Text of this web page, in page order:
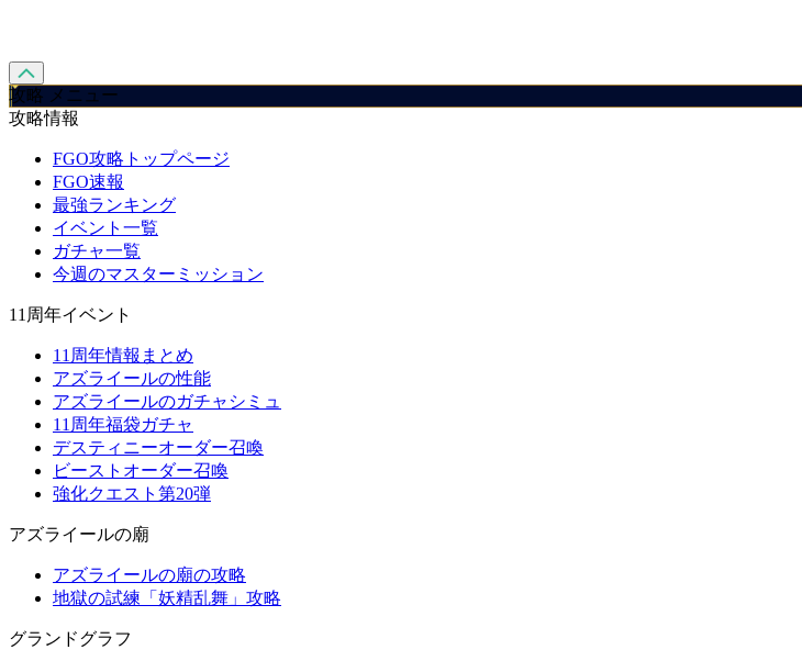
攻略 メニュー
攻略情報
FGO攻略トップページ
FGO速報
最強ランキング
イベント一覧
ガチャ一覧
今週のマスターミッション
11周年イベント
11周年情報まとめ
アズライールの性能
アズライールのガチャシミュ
11周年福袋ガチャ
デスティニーオーダー召喚
ビーストオーダー召喚
強化クエスト第20弾
アズライールの廟
アズライールの廟の攻略
地獄の試練「妖精乱舞」攻略
グランドグラフ